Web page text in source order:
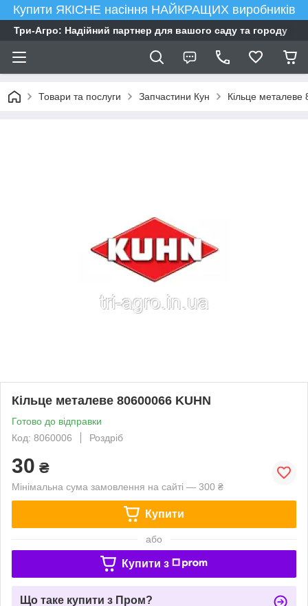
Купити ЯКІСНЕ насіння НАЙКРАЩИХ виробників
Три-Агро: Надійний партнер для вашого саду та городу
Товари та послуги Запчастини Кун Кільце металеве
Кільце металеве 80600066 KUHN
Готово до відправки
Код: 8060006
Роздріб
30 ₴
Мінімальна сума замовлення на сайті — 300 ₴
Купити
або
Купити з
Що таке купити з Пром?